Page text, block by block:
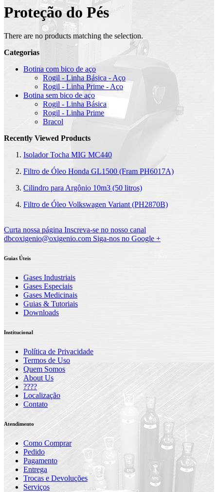
Proteção do Pés
There are no products matching the selection.
Categorias
Botina com bico de aço
Rogil - Linha Básica - Aço
Rogil - Linha Prime - Aço
Botina sem bico de aço
Rogil - Linha Básica
Rogil - Linha Prime
Bracol
Recently Viewed Products
Isolador Tocha MIG MC440
Filtro de Óleo Honda GL1500 (Fram PH6017A)
Cilindro para Argônio 10m3 (50 litros)
Filtro de Óleo Volkswagen Variant (PH2870B)
Curta nossa página Inscreva-se no nosso canal
dbcoxigenio@oxigenio.com Siga-nos no Google +
Guias Úteis
Gases Industriais
Gases Especiais
Gases Medicinais
Guias & Tutoriais
Downloads
Institucional
Política de Privacidade
Termos de Uso
Quem Somos
About Us
????
Localização
Contato
Atendimento
Como Comprar
Pedido
Pagamento
Entrega
Trocas e Devoluções
Serviços